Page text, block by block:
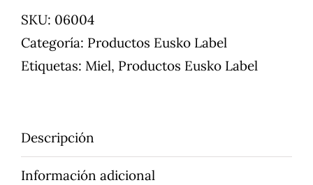
SKU: 06004
Categoría: Productos Eusko Label
Etiquetas: Miel, Productos Eusko Label
Descripción
Información adicional